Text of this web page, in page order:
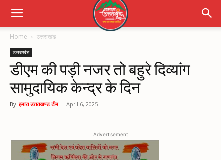
Home उत्तराखंड
उत्तराखंड
डीएम की पड़ी नजर तो बहुरे दिव्यांग
सामुदायिक केन्द्र के दिन
By हमारा उत्तराखण्ड टीम - April 6, 2025
Advertisement